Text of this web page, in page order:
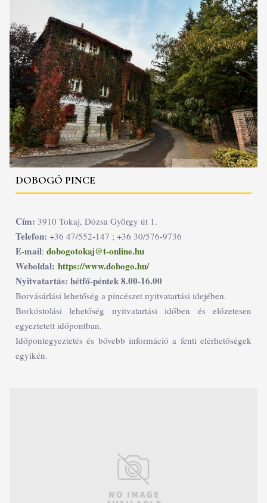
DOBOGÓ PINCE
Cím: 3910 Tokaj, Dózsa György út 1.
Telefon: +36 47/552-147 ; +36 30/576-9736
E-mail: dobogotokaj@t-online.hu
Weboldal: https://www.dobogo.hu/
Nyitvatartás: hétfő-péntek 8.00-16.00
Borvásárlási lehetőség a pincészet nyitvatartási idejében.
Borkóstolási lehetőség nyitvatartási időben és előzetesen
egyeztetett időpontban.
Időpontegyeztetés és bővebb információ a fenti elérhetőségek
egyikén.